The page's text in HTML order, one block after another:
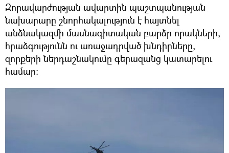
Զորավարժության ավարտին պաշտպանության
նախարարը շնորհակալություն է հայտնել
անձնակազմի մասնագիտական բարձր որակների,
հրաձգությունն ու առաջադրված խնդիրները,
զորքերի ներդաշնակումը գերազանց կատարելու
համար: